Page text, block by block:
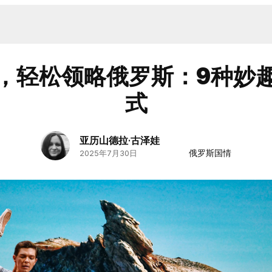
轻松领略俄罗斯：9种妙
式
亚历山德拉·古泽娃
2025年7月30日 俄罗斯国情